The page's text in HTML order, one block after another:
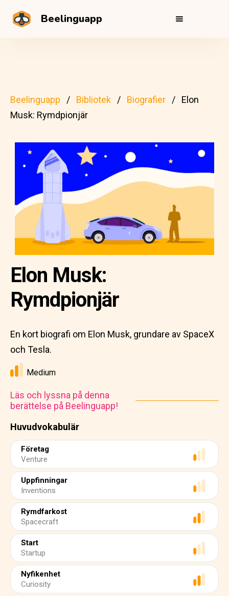
Beelinguapp
Beelinguapp Bibliotek Biografier
Elon
Musk: Rymdpionjär
Huvudvokabulär
Företag
Venture
Uppfinningar
Inventions
Rymdfarkost
Spacecraft
Start
Startup
Nyfikenhet
Curiosity
Elon Musk:
Rymdpionjär
En kort biografi om Elon Musk, grundare av SpaceX
och Tesla.
Medium
Läs och lyssna på denna
berättelse på Beelinguapp!